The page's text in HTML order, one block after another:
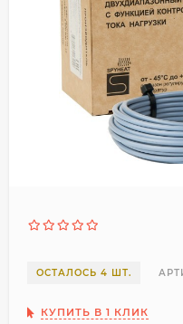
ОСТАЛОСЬ 4 ШТ.
КУПИТЬ В 1 КЛИК